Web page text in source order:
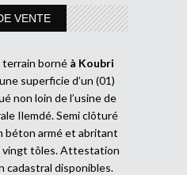
VENTE
borné à Koubri
superficie d’un (01)
non loin de l’usine de
Ilemdé. Semi clôturé
béton armé et abritant
vingt tôles. Attestation
cadastral disponibles.